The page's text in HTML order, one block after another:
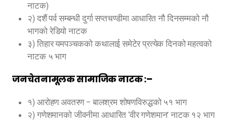
नाटक)
२) दशैं पर्व सम्बन्धी दुर्गा सप्तचण्डीमा आधारित नौ दिनसम्मको नौ
भागको रेडियो नाटक
३) तिहार यमपञ्चकको कथालाई समेटेर प्रत्येक दिनको महत्वको
नाटक ५ भाग
जनचेतनामूलक सामाजिक नाटक :–
१) आरोहण अवतरण – बालश्रम शोषणविरुद्धको ५१ भाग
२) गणेशमानको जीवनीमा आधारित ‘वीर गणेशमान’ नाटक १२ भाग